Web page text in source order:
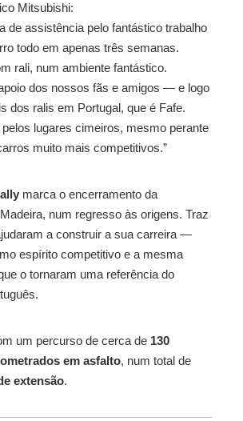
Mitsubishi:
de assistência pelo fantástico trabalho
todo em apenas três semanas.
rali, num ambiente fantástico.
dos nossos fãs e amigos — e logo
dos ralis em Portugal, que é Fafe.
lugares cimeiros, mesmo perante
muito mais competitivos.”
marca o encerramento da
num regresso às origens. Traz
a construir a sua carreira —
espírito competitivo e a mesma
o tornaram uma referência do
um percurso de cerca de 130
em asfalto, num total de
extensão.